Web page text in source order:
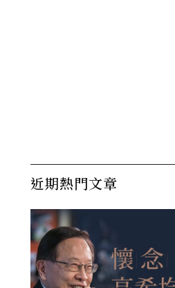
近期熱門文章